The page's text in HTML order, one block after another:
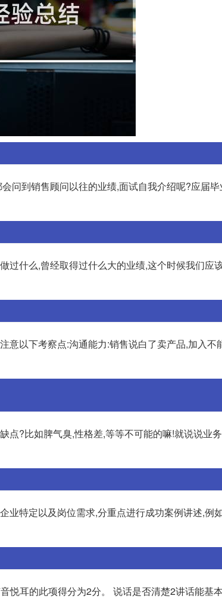
问到销售顾问以往的业绩,面试自我介绍呢?应届
过什么,曾经取得过什么大的业绩,这个时候我们应
意以下考察点:沟通能力:销售说白了卖产品,加入不
点?比如脾气臭,性格差,等等不可能的嘛!就说说业
业特定以及岗位需求,分重点进行成功案例讲述,例
悦耳的此项得分为2分。 说话是否清楚2讲话能基